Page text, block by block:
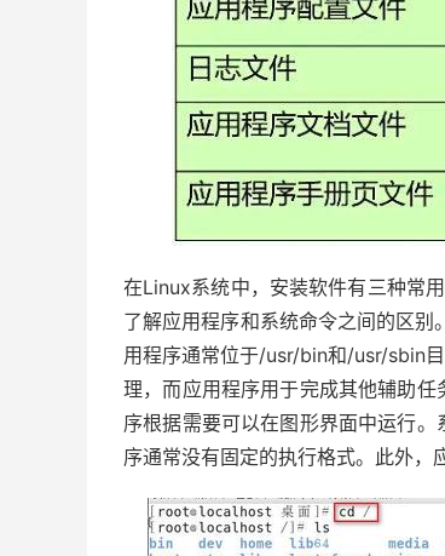
在Linux系统中，安装软件有三种常
了解应用程序和系统命令之间的区
用程序通常位于/usr/bin和/usr/sbin
理，而应用程序用于完成其他辅助
序根据需要可以在图形界面中运行
序通常没有固定的执行格式。此外，